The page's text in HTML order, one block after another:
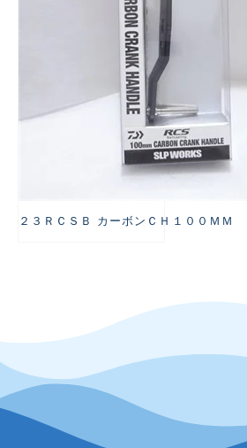
２３ＲＣＳＢ カーボンＣＨ１００ＭＭ